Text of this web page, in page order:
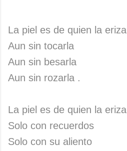
La piel es de quien la eriza
Aun sin tocarla
Aun sin besarla
Aun sin rozarla .
La piel es de quien la eriza
Solo con recuerdos
Solo con su aliento